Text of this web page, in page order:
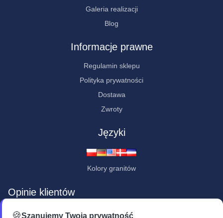
Galeria realizacji
Blog
Informacje prawne
Regulamin sklepu
Polityka prywatności
Dostawa
Zwroty
Języki
Kolory granitów
Opinie klientów
★★★★★
🍪Szanujemy Twoją prywatność